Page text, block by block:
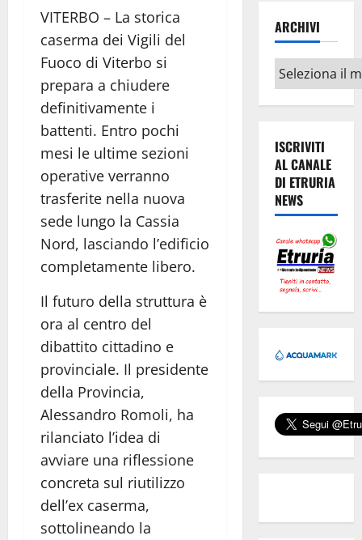
VITERBO – La storica
caserma dei Vigili del
Fuoco di Viterbo si
prepara a chiudere
definitivamente i
battenti. Entro pochi
mesi le ultime sezioni
operative verranno
trasferite nella nuova
sede lungo la Cassia
Nord, lasciando l’edificio
completamente libero.
Il futuro della struttura è
ora al centro del
dibattito cittadino e
provinciale. Il presidente
della Provincia,
Alessandro Romoli, ha
rilanciato l’idea di
avviare una riflessione
concreta sul riutilizzo
dell’ex caserma,
sottolineando la
ARCHIVI
Archivi
ISCRIVITI
AL CANALE
DI ETRURIA
NEWS